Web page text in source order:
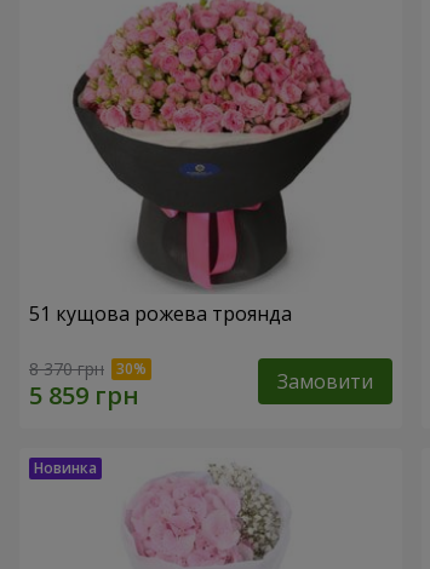
51 кущова рожева троянда
8 370 грн Замовити